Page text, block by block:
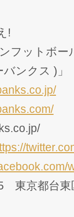
!
フットボー
ンクス )」
東京都台